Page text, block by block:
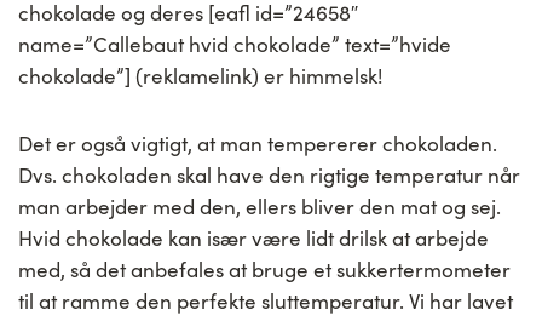
chokolade og deres [eafl id=”24658″
name=”Callebaut hvid chokolade” text=”hvide
chokolade”] (reklamelink) er himmelsk!
Det er også vigtigt, at man tempererer chokoladen.
Dvs. chokoladen skal have den rigtige temperatur når
man arbejder med den, ellers bliver den mat og sej.
Hvid chokolade kan især være lidt drilsk at arbejde
med, så det anbefales at bruge et sukkertermometer
til at ramme den perfekte sluttemperatur. Vi har lavet